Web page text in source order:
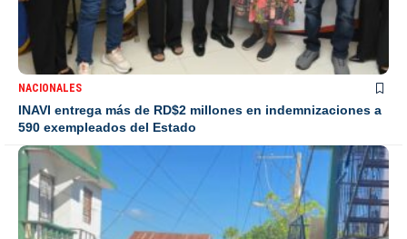
NACIONALES
INAVI entrega más de RD$2 millones en indemnizaciones a
590 exempleados del Estado